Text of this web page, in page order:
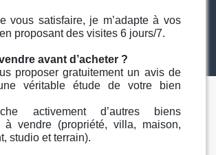
vous satisfaire, je m’adapte à vos
proposant des visites 6 jours/7.
avant d’acheter ?
proposer gratuitement un avis de
véritable étude de votre bien
activement d’autres biens
à vendre (propriété, villa, maison,
studio et terrain).